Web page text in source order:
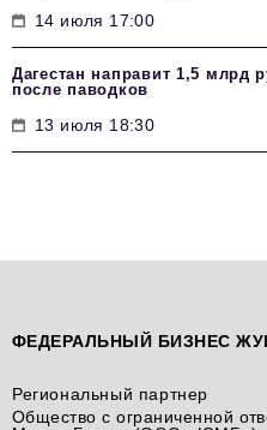
14 июля 17:00
Дагестан направит 1,5 млрд
после паводков
13 июля 18:30
ФЕДЕРАЛЬНЫЙ БИЗНЕС
Региональный партнер
Общество с ограниченной